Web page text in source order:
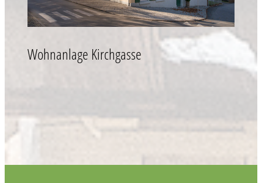
Wohnanlage Kirchgasse